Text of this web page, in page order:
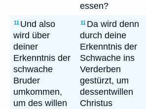
essen?
11 Und also
wird über
deiner
Erkenntnis der
schwache
Bruder
umkommen,
um des willen
11 Da wird denn
durch deine
Erkenntnis der
Schwache ins
Verderben
gestürzt, um
dessentwillen
Christus